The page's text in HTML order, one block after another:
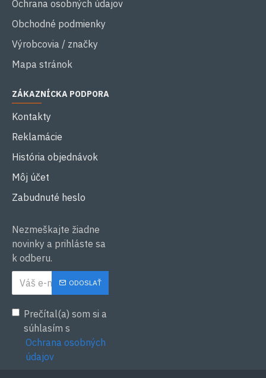
Ochrana osobných údajov
Obchodné podmienky
Výrobcovia / značky
Mapa stránok
ZÁKAZNÍCKA PODPORA
Kontakty
Reklamácie
História objednávok
Môj účet
Zabudnuté heslo
Nezmeškajte žiadne
novinky a prihláste sa
k odberu.
ODOSLAŤ
Prečítal(a) som si a
súhlasím s
Ochrana osobných
údajov